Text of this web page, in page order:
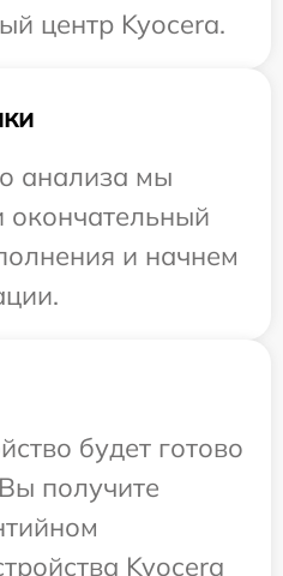
центр Kyocera.
анализа мы
окончательный
и начнем
будет готово
получите
Kyocera